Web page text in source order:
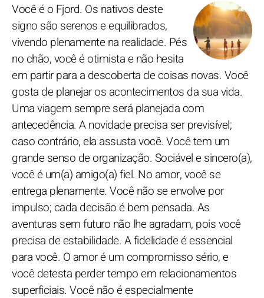
Você é o Fjord. Os nativos deste
signo são serenos e equilibrados,
vivendo plenamente na realidade. Pés
no chão, você é otimista e não hesita
em partir para a descoberta de coisas novas. Você
gosta de planejar os acontecimentos da sua vida.
Uma viagem sempre será planejada com
antecedência. A novidade precisa ser previsível;
caso contrário, ela assusta você. Você tem um
grande senso de organização. Sociável e sincero(a),
você é um(a) amigo(a) fiel. No amor, você se
entrega plenamente. Você não se envolve por
impulso; cada decisão é bem pensada. As
aventuras sem futuro não lhe agradam, pois você
precisa de estabilidade. A fidelidade é essencial
para você. O amor é um compromisso sério, e
você detesta perder tempo em relacionamentos
superficiais. Você não é especialmente